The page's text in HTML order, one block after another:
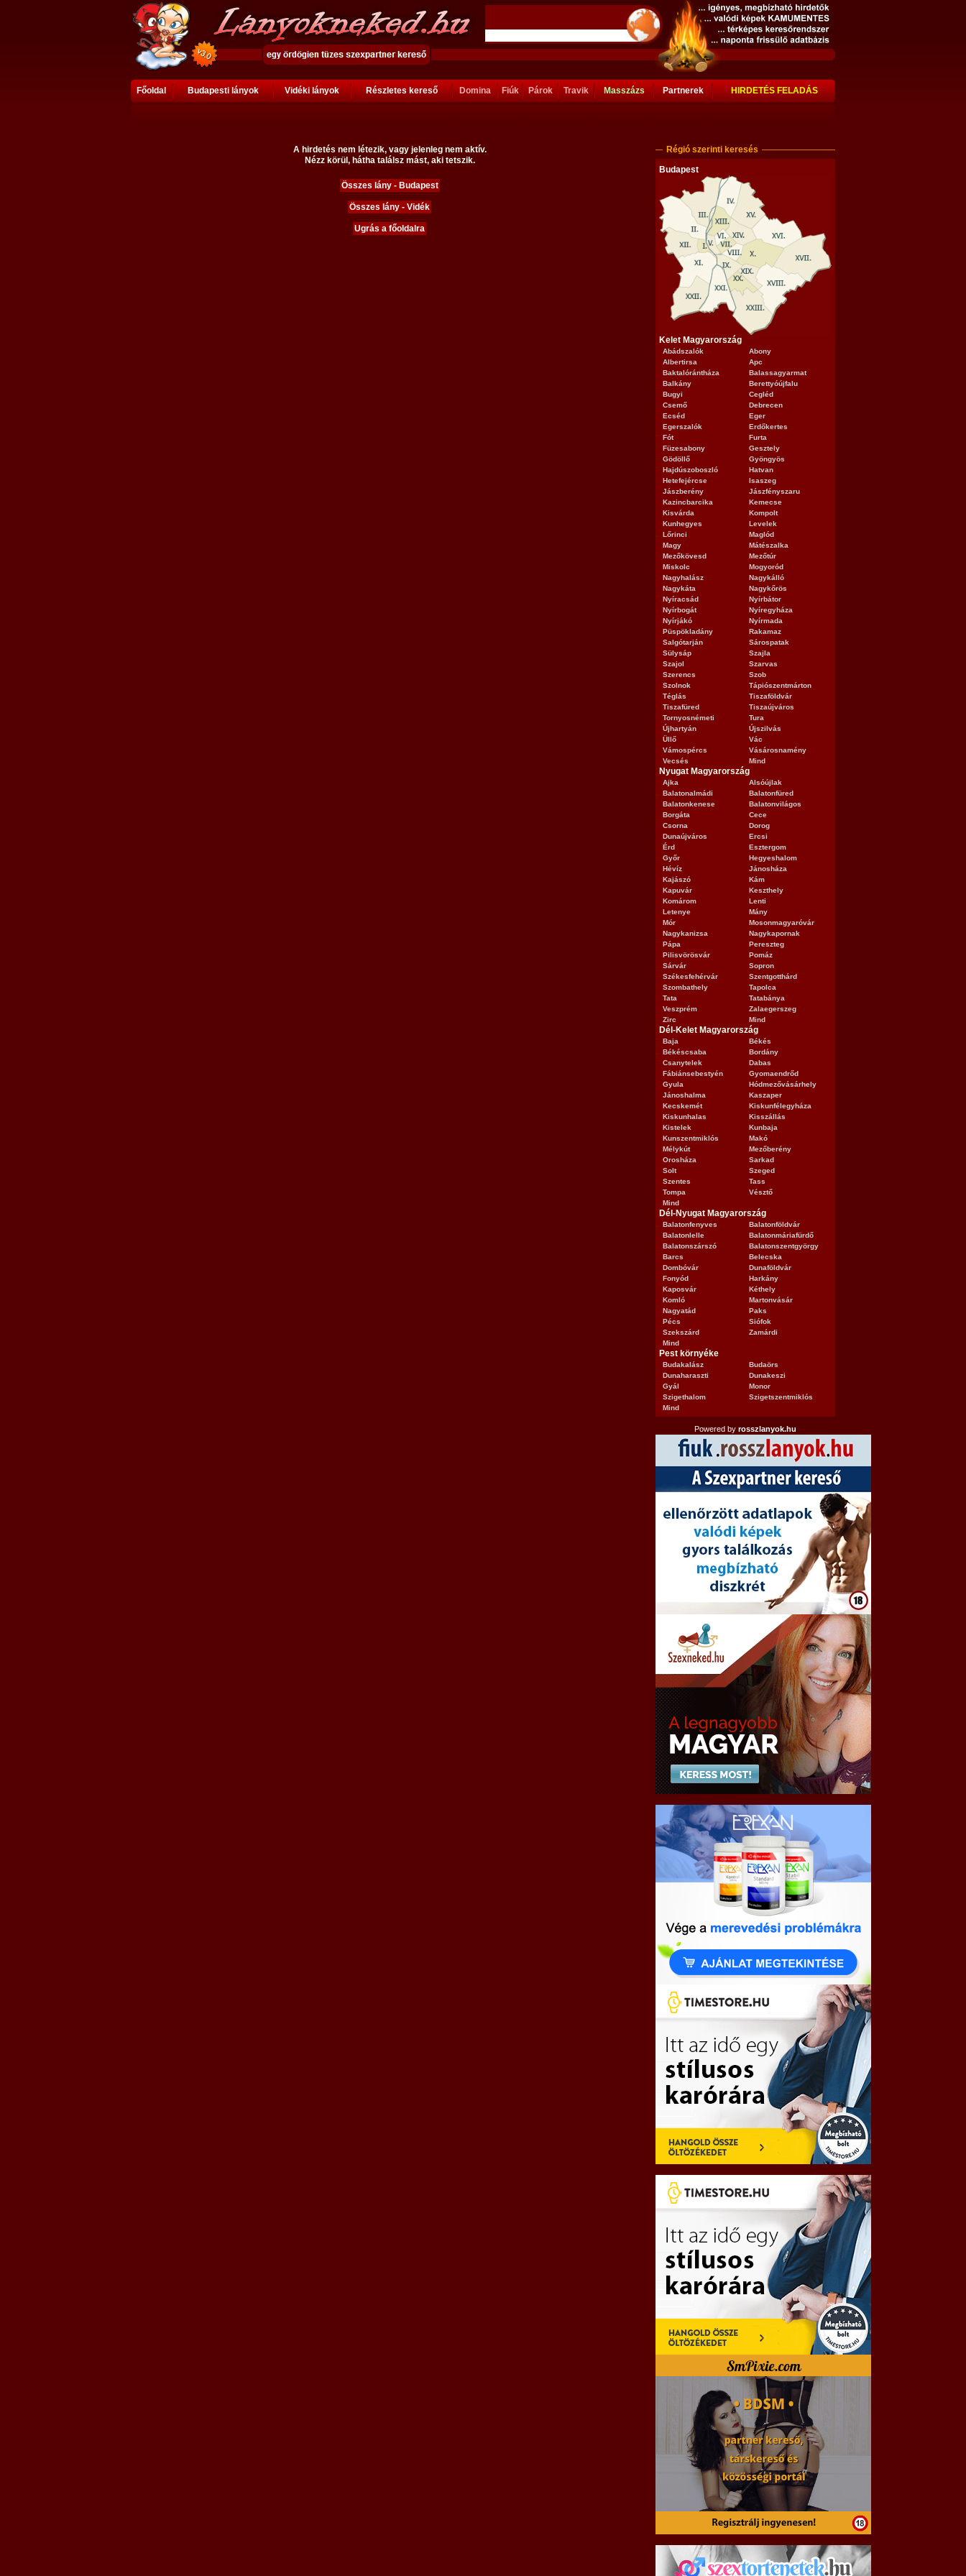
Főoldal Budapesti lányok Vidéki lányok Részletes kereső Domina Fiúk Párok Travik Masszázs Partnerek HIRDETÉS FELADÁS
A hirdetés nem létezik, vagy jelenleg nem aktív.
Nézz körül, hátha találsz mást, aki tetszik.
Összes lány - Budapest
Összes lány - Vidék
Ugrás a főoldalra
Régió szerinti keresés
Budapest
Kelet Magyarország
Abádszalók
Abony
Albertirsa
Apc
Baktalórántháza
Balassagyarmat
Balkány
Berettyóújfalu
Bugyi
Cegléd
Csemő
Debrecen
Ecséd
Eger
Egerszalók
Erdőkertes
Fót
Furta
Füzesabony
Gesztely
Gödöllő
Gyöngyös
Hajdúszoboszló
Hatvan
Hetefejércse
Isaszeg
Jászberény
Jászfényszaru
Kazincbarcika
Kemecse
Kisvárda
Kompolt
Kunhegyes
Levelek
Lőrinci
Maglód
Magy
Mátészalka
Mezőkövesd
Mezőtúr
Miskolc
Mogyoród
Nagyhalász
Nagykálló
Nagykáta
Nagykőrös
Nyíracsád
Nyírbátor
Nyírbogát
Nyíregyháza
Nyírjákó
Nyírmada
Püspökladány
Rakamaz
Salgótarján
Sárospatak
Sülysáp
Szajla
Szajol
Szarvas
Szerencs
Szob
Szolnok
Tápiószentmárton
Téglás
Tiszaföldvár
Tiszafüred
Tiszaújváros
Tornyosnémeti
Tura
Újhartyán
Újszilvás
Üllő
Vác
Vámospércs
Vásárosnamény
Vecsés
Mind
Nyugat Magyarország
Ajka
Alsóújlak
Balatonalmádi
Balatonfüred
Balatonkenese
Balatonvilágos
Borgáta
Cece
Csorna
Dorog
Dunaújváros
Ercsi
Érd
Esztergom
Győr
Hegyeshalom
Hévíz
Jánosháza
Kajászó
Kám
Kapuvár
Keszthely
Komárom
Lenti
Letenye
Mány
Mór
Mosonmagyaróvár
Nagykanizsa
Nagykapornak
Pápa
Pereszteg
Pilisvörösvár
Pomáz
Sárvár
Sopron
Székesfehérvár
Szentgotthárd
Szombathely
Tapolca
Tata
Tatabánya
Veszprém
Zalaegerszeg
Zirc
Mind
Dél-Kelet Magyarország
Baja
Békés
Békéscsaba
Bordány
Csanytelek
Dabas
Fábiánsebestyén
Gyomaendrőd
Gyula
Hódmezővásárhely
Jánoshalma
Kaszaper
Kecskemét
Kiskunfélegyháza
Kiskunhalas
Kisszállás
Kistelek
Kunbaja
Kunszentmiklós
Makó
Mélykút
Mezőberény
Orosháza
Sarkad
Solt
Szeged
Szentes
Tass
Tompa
Vésztő
Mind
Dél-Nyugat Magyarország
Balatonfenyves
Balatonföldvár
Balatonlelle
Balatonmáriafürdő
Balatonszárszó
Balatonszentgyörgy
Barcs
Belecska
Dombóvár
Dunaföldvár
Fonyód
Harkány
Kaposvár
Kéthely
Komló
Martonvásár
Nagyatád
Paks
Pécs
Siófok
Szekszárd
Zamárdi
Mind
Pest környéke
Budakalász
Budaörs
Dunaharaszti
Dunakeszi
Gyál
Monor
Szigethalom
Szigetszentmiklós
Mind
Powered by rosszlanyok.hu